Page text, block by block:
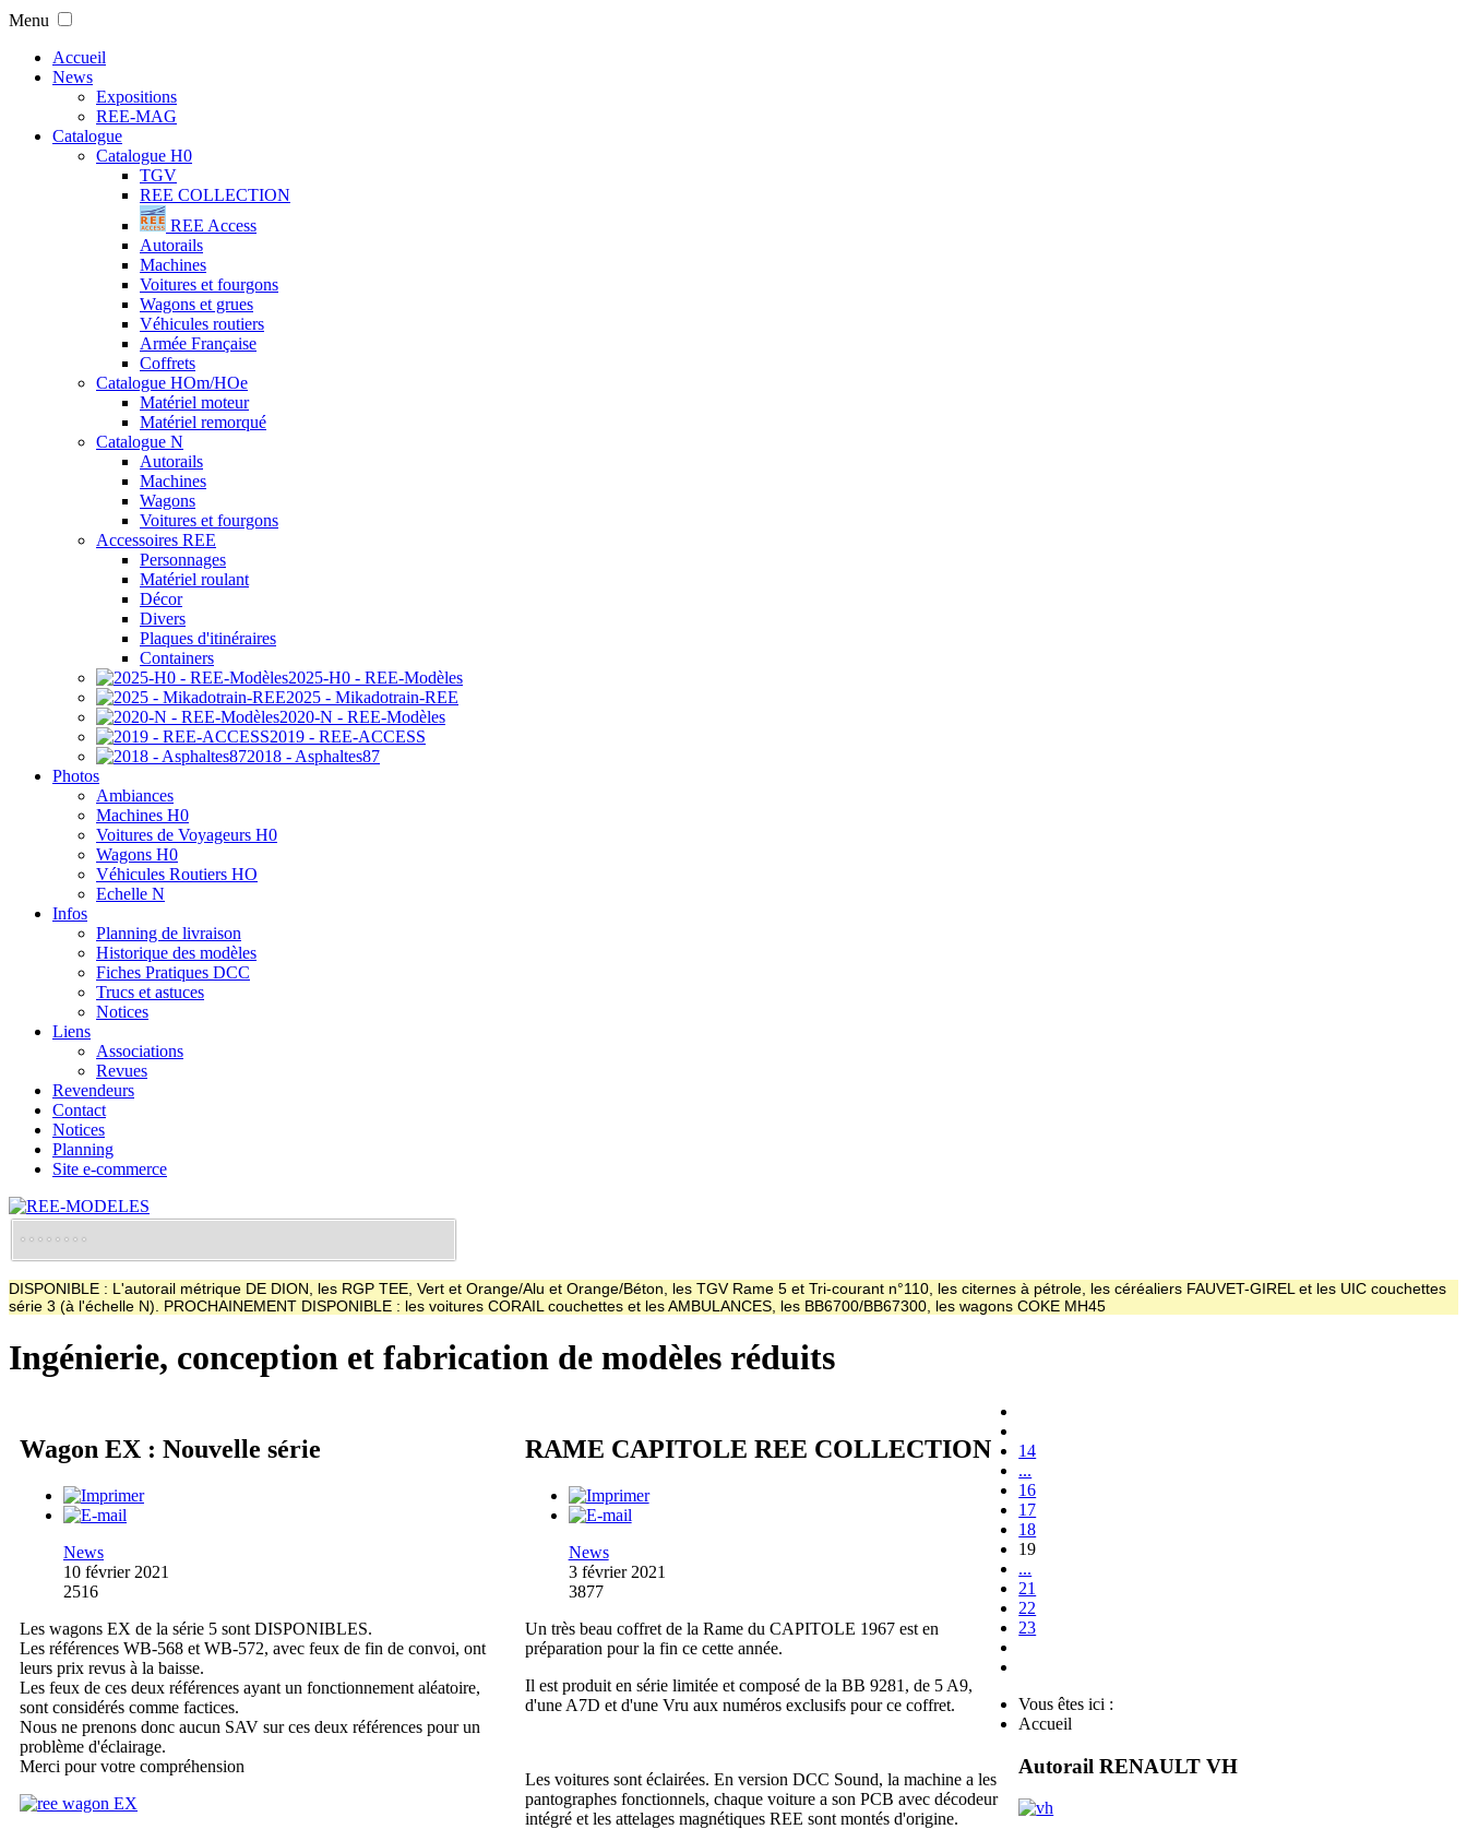
Menu
Accueil
News
Expositions
REE-MAG
Catalogue
Catalogue H0
TGV
REE COLLECTION
REE Access
Autorails
Machines
Voitures et fourgons
Wagons et grues
Véhicules routiers
Armée Française
Coffrets
Catalogue HOm/HOe
Matériel moteur
Matériel remorqué
Catalogue N
Autorails
Machines
Wagons
Voitures et fourgons
Accessoires REE
Personnages
Matériel roulant
Décor
Divers
Plaques d'itinéraires
Containers
2025-H0 - REE-Modèles
2025 - Mikadotrain-REE
2020-N - REE-Modèles
2019 - REE-ACCESS
2018 - Asphaltes87
Photos
Ambiances
Machines H0
Voitures de Voyageurs H0
Wagons H0
Véhicules Routiers HO
Echelle N
Infos
Planning de livraison
Historique des modèles
Fiches Pratiques DCC
Trucs et astuces
Notices
Liens
Associations
Revues
Revendeurs
Contact
Notices
Planning
Site e-commerce
DISPONIBLE : L'autorail métrique DE DION, les RGP TEE, Vert et Orange/Alu et Orange/Béton, les TGV Rame 5 et Tri-courant n°110, les citernes à pétrole, les céréaliers FAUVET-GIREL et les UIC couchettes
série 3 (à l'échelle N). PROCHAINEMENT DISPONIBLE : les voitures CORAIL couchettes et les AMBULANCES, les BB6700/BB67300, les wagons COKE MH45
Ingénierie, conception et fabrication de modèles réduits
Wagon EX : Nouvelle série
News
10 février 2021
2516
Les wagons EX de la série 5 sont DISPONIBLES.
Les références WB-568 et WB-572, avec feux de fin de convoi, ont
leurs prix revus à la baisse.
Les feux de ces deux références ayant un fonctionnement aléatoire,
sont considérés comme factices.
Nous ne prenons donc aucun SAV sur ces deux références pour un
problème d'éclairage.
Merci pour votre compréhension
RAME CAPITOLE REE COLLECTION
News
3 février 2021
3877
Un très beau coffret de la Rame du CAPITOLE 1967 est en
préparation pour la fin ce cette année.
Il est produit en série limitée et composé de la BB 9281, de 5 A9,
d'une A7D et d'une Vru aux numéros exclusifs pour ce coffret.
Les voitures sont éclairées. En version DCC Sound, la machine a les
pantographes fonctionnels, chaque voiture a son PCB avec décodeur
intégré et les attelages magnétiques REE sont montés d'origine.
14
...
16
17
18
19
...
21
22
23
Vous êtes ici :
Accueil
Autorail RENAULT VH